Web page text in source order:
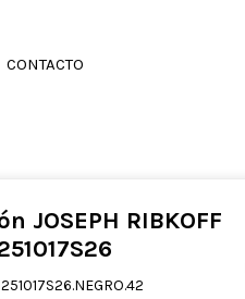
CONTACTO
JOSEPH RIBKOFF
251017S26.NEGRO.42